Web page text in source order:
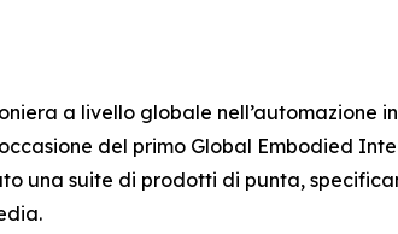
a livello globale nell’automazione
del primo Global Embodied
una suite di prodotti di punta,